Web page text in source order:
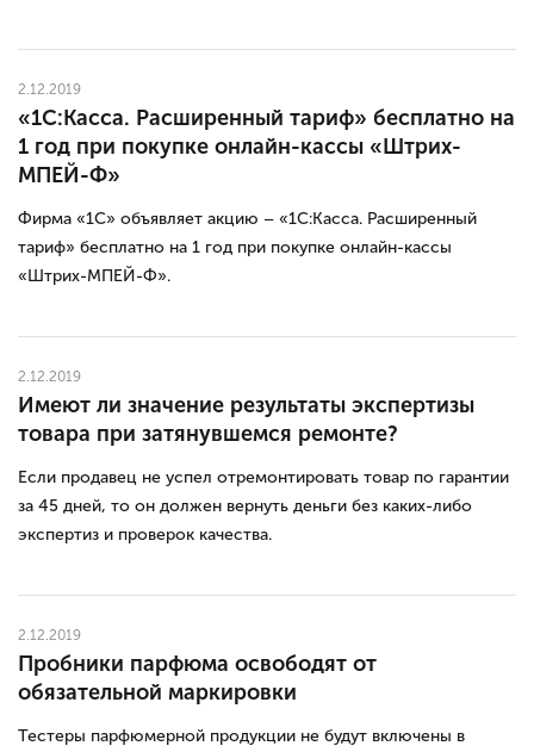
2.12.2019
«1С:Касса. Расширенный тариф» бесплатно на
1 год при покупке онлайн-кассы «Штрих-
МПЕЙ-Ф»
Фирма «1С» объявляет акцию – «1С:Касса. Расширенный
тариф» бесплатно на 1 год при покупке онлайн-кассы
«Штрих-МПЕЙ-Ф».
2.12.2019
Имеют ли значение результаты экспертизы
товара при затянувшемся ремонте?
Если продавец не успел отремонтировать товар по гарантии
за 45 дней, то он должен вернуть деньги без каких-либо
экспертиз и проверок качества.
2.12.2019
Пробники парфюма освободят от
обязательной маркировки
Тестеры парфюмерной продукции не будут включены в